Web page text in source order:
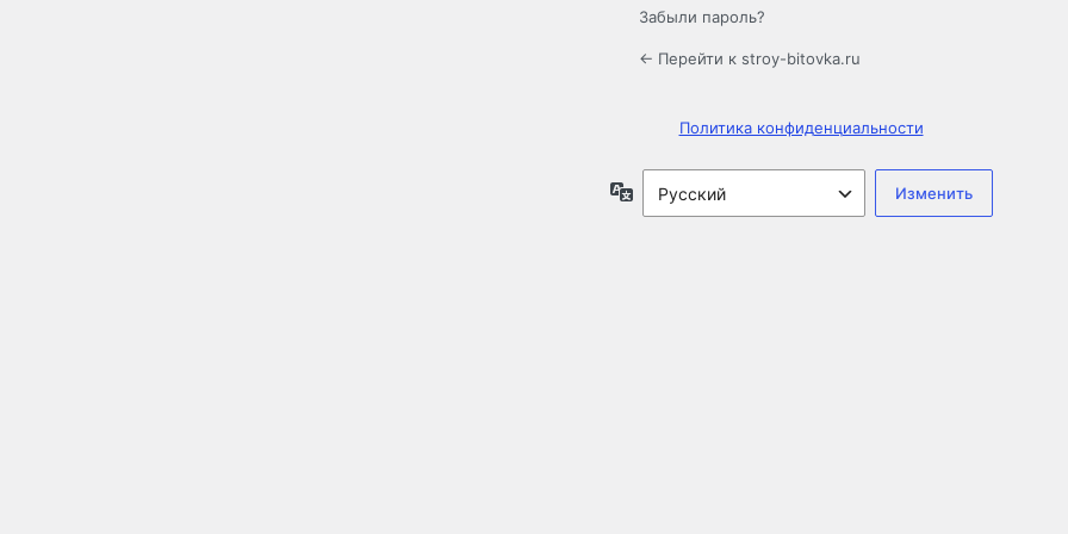
Забыли пароль?
← Перейти к stroy-bitovka.ru
Политика конфиденциальности
Язык